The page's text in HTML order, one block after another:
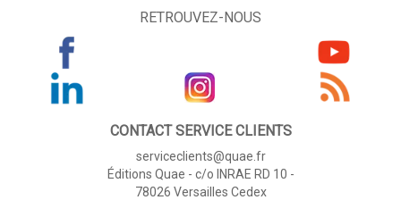
RETROUVEZ-NOUS
CONTACT SERVICE CLIENTS
serviceclients@quae.fr
Éditions Quae - c/o INRAE RD 10 -
78026 Versailles Cedex